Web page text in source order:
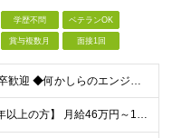
学歴不問 ベテランOK
賞与複数月 面接1回
◆学歴不問 / 第二新卒歓迎 ◆何かしらのエンジニア経験をお持ちの方 （言語・期間・フェーズ不問） 経験浅めの方も遠慮なくご応募ください！ ■入社前Q＆A ────── ◎実力に見合った報酬が手に
【エンジニア経験6年以上の方】 月給46万円～100万円（固定残業代含む） ※上記月給には月30時間分の固定残業代（月8万7,400円～月19万円）を含む。超過分は全額支給。 【エンジニア経験4年以